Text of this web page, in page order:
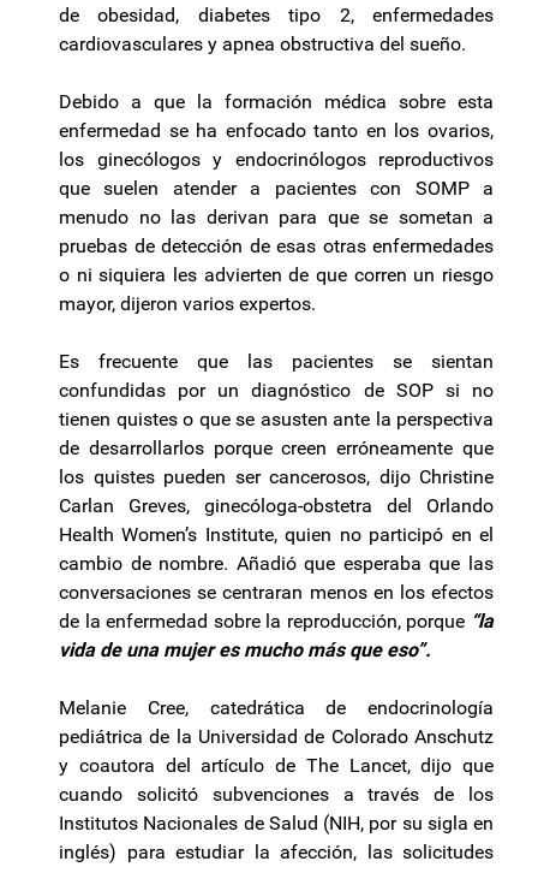
de obesidad, diabetes tipo 2, enfermedades
cardiovasculares y apnea obstructiva del sueño.
Debido a que la formación médica sobre esta
enfermedad se ha enfocado tanto en los ovarios,
los ginecólogos y endocrinólogos reproductivos
que suelen atender a pacientes con SOMP a
menudo no las derivan para que se sometan a
pruebas de detección de esas otras enfermedades
o ni siquiera les advierten de que corren un riesgo
mayor, dijeron varios expertos.
Es frecuente que las pacientes se sientan
confundidas por un diagnóstico de SOP si no
tienen quistes o que se asusten ante la perspectiva
de desarrollarlos porque creen erróneamente que
los quistes pueden ser cancerosos, dijo Christine
Carlan Greves, ginecóloga-obstetra del Orlando
Health Women’s Institute, quien no participó en el
cambio de nombre. Añadió que esperaba que las
conversaciones se centraran menos en los efectos
de la enfermedad sobre la reproducción, porque “la
vida de una mujer es mucho más que eso”.
Melanie Cree, catedrática de endocrinología
pediátrica de la Universidad de Colorado Anschutz
y coautora del artículo de The Lancet, dijo que
cuando solicitó subvenciones a través de los
Institutos Nacionales de Salud (NIH, por su sigla en
inglés) para estudiar la afección, las solicitudes